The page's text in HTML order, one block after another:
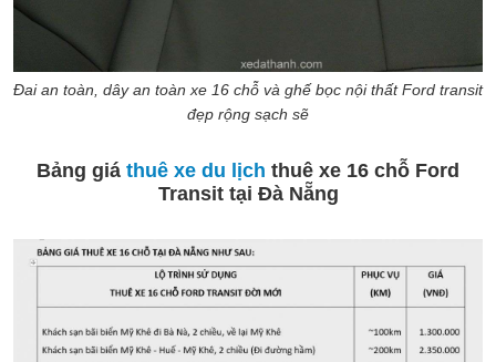
Đai an toàn, dây an toàn xe 16 chỗ và ghế bọc nội thất Ford transit
đẹp rộng sạch sẽ
Bảng giá thuê xe du lịch thuê xe 16 chỗ Ford
Transit tại Đà Nẵng